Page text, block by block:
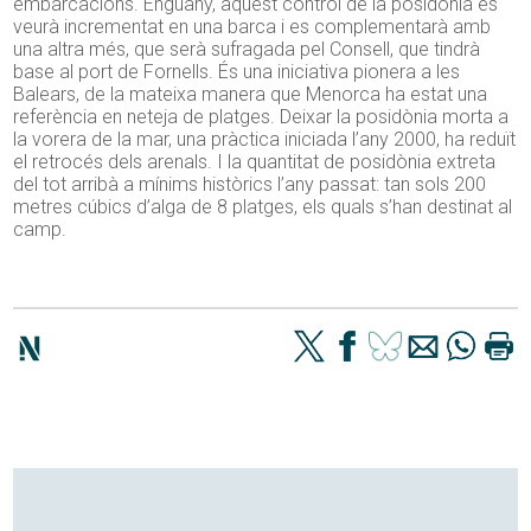
embarcacions. Enguany, aquest control de la posidònia es
veurà incrementat en una barca i es complementarà amb
una altra més, que serà sufragada pel Consell, que tindrà
base al port de Fornells. És una iniciativa pionera a les
Balears, de la mateixa manera que Menorca ha estat una
referència en neteja de platges. Deixar la posidònia morta a
la vorera de la mar, una pràctica iniciada l’any 2000, ha reduït
el retrocés dels arenals. I la quantitat de posidònia extreta
del tot arribà a mínims històrics l’any passat: tan sols 200
metres cúbics d’alga de 8 platges, els quals s’han destinat al
camp.